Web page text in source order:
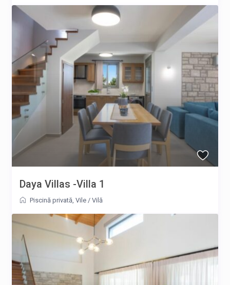
Daya Villas -Villa 1
Piscină privată,Vile /Vilă